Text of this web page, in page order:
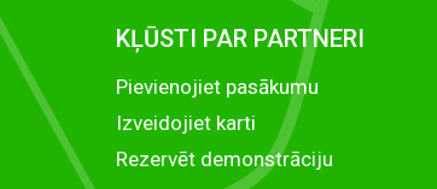
KĻŪSTI PAR PARTNERI
Pievienojiet pasākumu
Izveidojiet karti
Rezervēt demonstrāciju